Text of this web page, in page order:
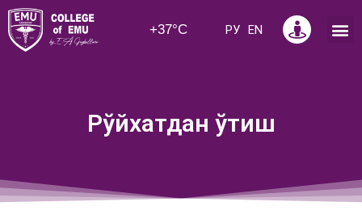
+37°C РУ EN
Рўйхатдан ўтиш